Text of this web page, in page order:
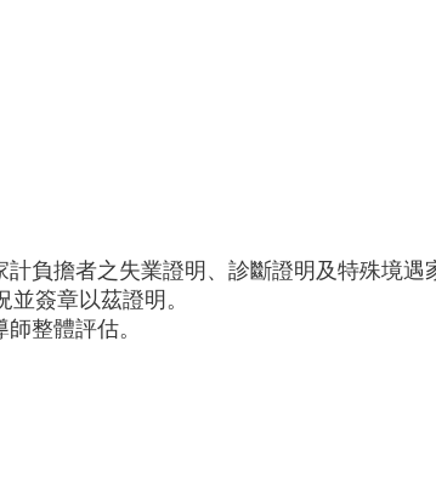
負擔者之失業證明、診斷證明及特殊境遇
簽章以茲證明。
整體評估。